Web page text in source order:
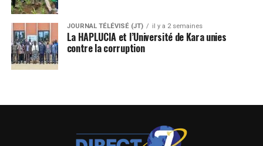
JOURNAL TÉLÉVISÉ (JT) il y a 2 semaines
La HAPLUCIA et l’Université de Kara unies
contre la corruption